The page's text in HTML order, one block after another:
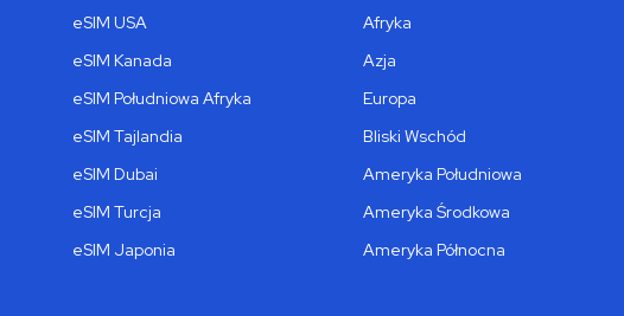
eSIM USA
eSIM Kanada
eSIM Południowa Afryka
eSIM Tajlandia
eSIM Dubai
eSIM Turcja
eSIM Japonia
Afryka
Azja
Europa
Bliski Wschód
Ameryka Południowa
Ameryka Środkowa
Ameryka Północna